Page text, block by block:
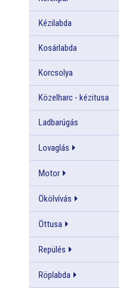
Kézilabda
Kosárlabda
Korcsolya
Közelharc - kézitusa
Ladbarúgás
Lovaglás
Motor
Ökölvívás
Öttusa
Repülés
Röplabda